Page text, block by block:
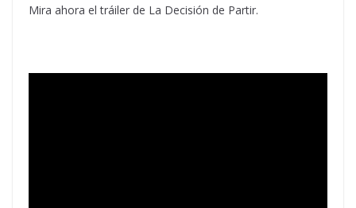
Mira ahora el tráiler de La Decisión de Partir.